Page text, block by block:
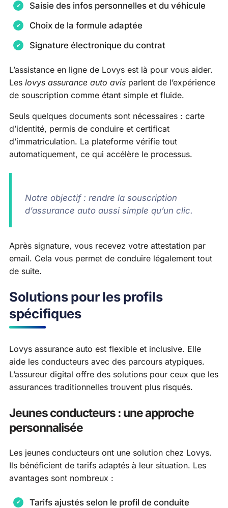
Saisie des infos personnelles et du véhicule
Choix de la formule adaptée
Signature électronique du contrat
L’assistance en ligne de Lovys est là pour vous aider.
Les lovys assurance auto avis parlent de l’expérience
de souscription comme étant simple et fluide.
Seuls quelques documents sont nécessaires : carte
d’identité, permis de conduire et certificat
d’immatriculation. La plateforme vérifie tout
automatiquement, ce qui accélère le processus.
Notre objectif : rendre la souscription
d’assurance auto aussi simple qu’un clic.
Après signature, vous recevez votre attestation par
email. Cela vous permet de conduire légalement tout
de suite.
Solutions pour les profils
spécifiques
Lovys assurance auto est flexible et inclusive. Elle
aide les conducteurs avec des parcours atypiques.
L’assureur digital offre des solutions pour ceux que les
assurances traditionnelles trouvent plus risqués.
Jeunes conducteurs : une approche
personnalisée
Les jeunes conducteurs ont une solution chez Lovys.
Ils bénéficient de tarifs adaptés à leur situation. Les
avantages sont nombreux :
Tarifs ajustés selon le profil de conduite